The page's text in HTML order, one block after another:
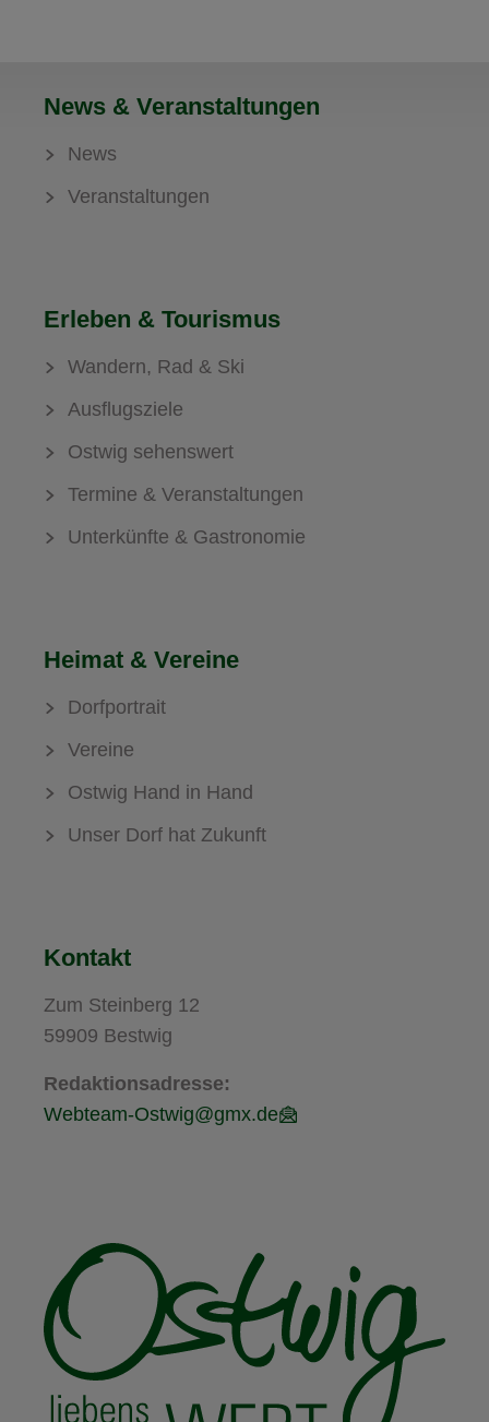
News & Veranstaltungen
News
Veranstaltungen
Erleben & Tourismus
Wandern, Rad & Ski
Ausflugsziele
Ostwig sehenswert
Termine & Veranstaltungen
Unterkünfte & Gastronomie
Heimat & Vereine
Dorfportrait
Vereine
Ostwig Hand in Hand
Unser Dorf hat Zukunft
Kontakt
Zum Steinberg 12
59909 Bestwig
Redaktionsadresse:
Webteam-Ostwig@gmx.de